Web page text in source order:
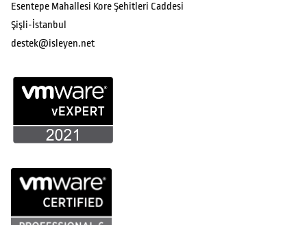
Esentepe Mahallesi Kore Şehitleri Caddesi
Şişli-İstanbul
destek@isleyen.net